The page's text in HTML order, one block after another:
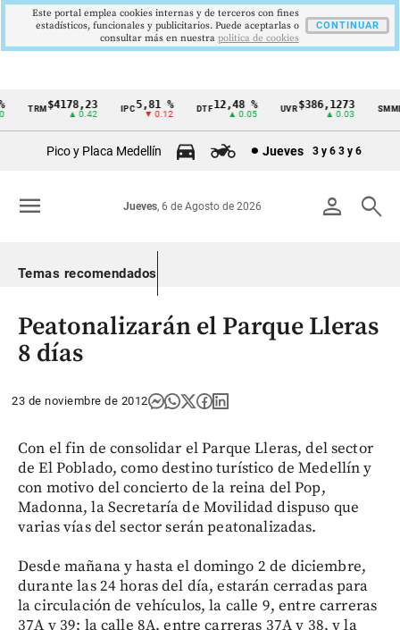
Cintillo
Colombia
TRM$4178,23
▲ 0.42
5,81 %
▼ 0.12
DTF12,48 %
▲ 0.05
UVR$386,1273
▲ 0.03
SMMLV
Pico y Placa Medellín Jueves 3 y 6 3 y 6
person search
Jueves, 6 de Agosto de 2026
menu
Temas recomendados
Peatonalizarán el Parque Lleras
8 días
23 de noviembre de 2012
Con el fin de consolidar el Parque Lleras, del sector
de El Poblado, como destino turístico de Medellín y
con motivo del concierto de la reina del Pop,
Madonna, la Secretaría de Movilidad dispuso que
varias vías del sector serán peatonalizadas.
Desde mañana y hasta el domingo 2 de diciembre,
durante las 24 horas del día, estarán cerradas para
la circulación de vehículos, la calle 9, entre carreras
37A y 39; la calle 8A, entre carreras 37A y 38, y la
Este portal emplea cookies internas y de terceros con fines
estadísticos, funcionales y publicitarios. Puede aceptarlas o
consultar más en nuestra politica de cookies
CONTINUAR